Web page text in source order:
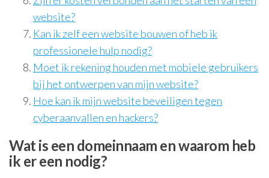
website?
Kan ik zelf een website bouwen of heb ik
professionele hulp nodig?
Moet ik rekening houden met mobiele gebruikers
bij het ontwerpen van mijn website?
Hoe kan ik mijn website beveiligen tegen
cyberaanvallen en hackers?
Wat is een domeinnaam en waarom heb
ik er een nodig?